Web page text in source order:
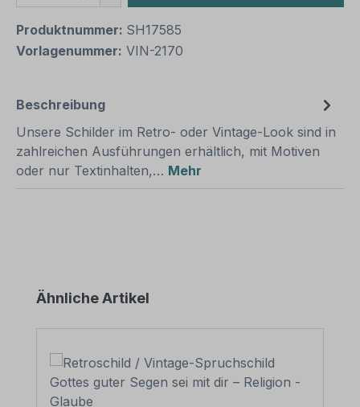
Produktnummer: SH17585
Vorlagenummer: VIN-2170
Beschreibung
Unsere Schilder im Retro- oder Vintage-Look sind in
zahlreichen Ausführungen erhältlich, mit Motiven
oder nur Textinhalten,… Mehr
Produktgalerie überspringen
Ähnliche Artikel